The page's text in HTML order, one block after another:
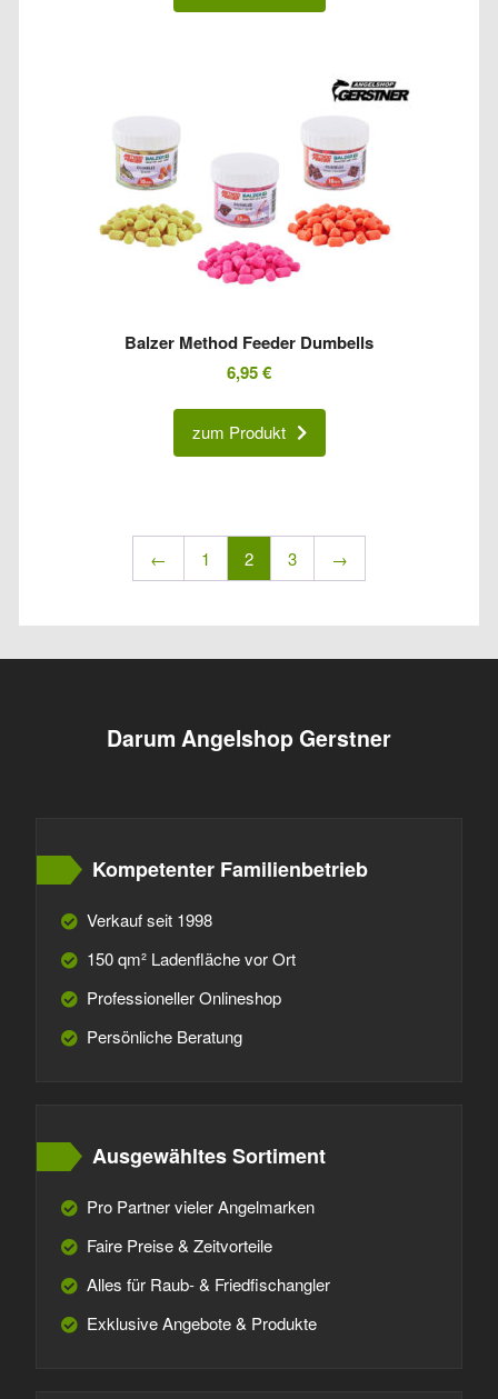
Balzer Method Feeder Dumbells
6,95€
zum Produkt
← 1 2 3 →
Darum Angelshop Gerstner
Kompetenter Familienbetrieb
Verkauf seit 1998
150 qm² Ladenfläche vor Ort
Professioneller Onlineshop
Persönliche Beratung
Ausgewähltes Sortiment
Pro Partner vieler Angelmarken
Faire Preise & Zeitvorteile
Alles für Raub- & Friedfischangler
Exklusive Angebote & Produkte